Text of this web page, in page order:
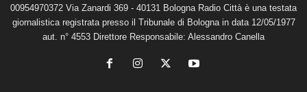
00954970372 Via Zanardi 369 - 40131 Bologna Radio Città è una testata
giornalistica registrata presso il Tribunale di Bologna in data 12/05/1977
aut. n° 4553 Direttore Responsabile: Alessandro Canella